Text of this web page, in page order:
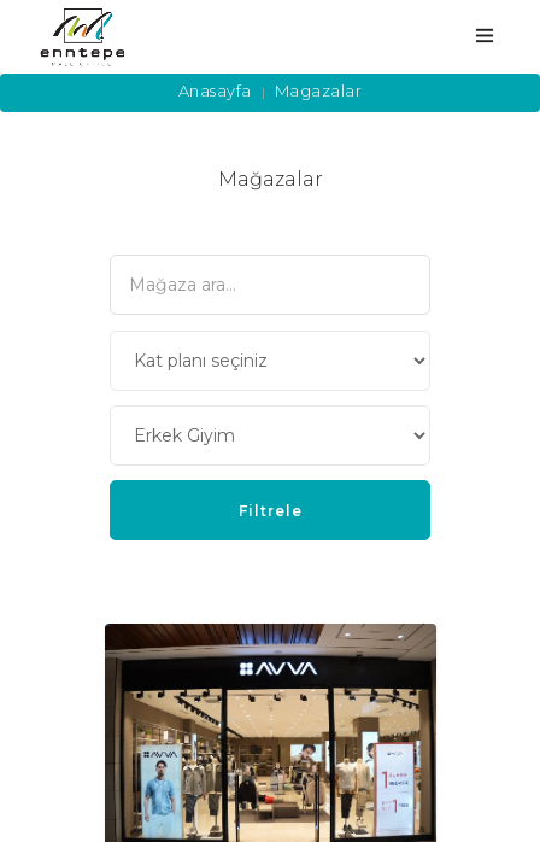
MAĞAZALAR
KAMPANYA
İLETİŞİM
Mağazalar
Anasayfa Magazalar